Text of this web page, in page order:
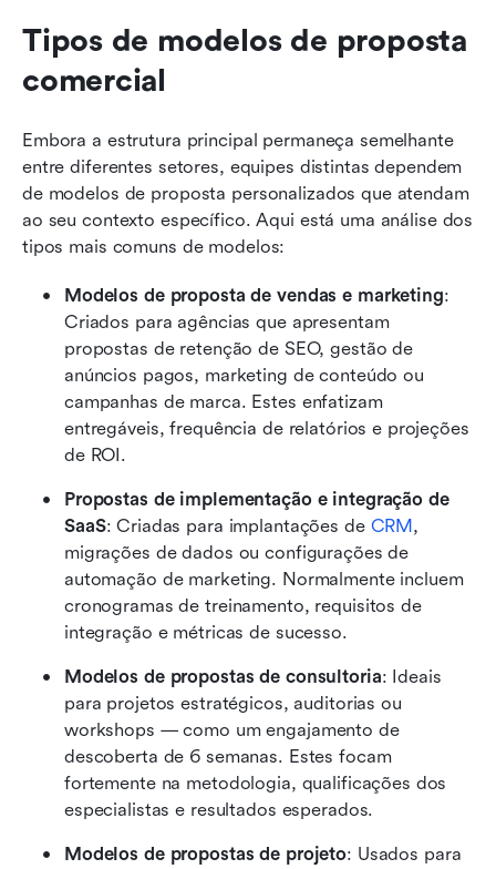
Tipos de modelos de proposta
comercial
Embora a estrutura principal permaneça semelhante
entre diferentes setores, equipes distintas dependem
de modelos de proposta personalizados que atendam
ao seu contexto específico. Aqui está uma análise dos
tipos mais comuns de modelos:
Modelos de proposta de vendas e marketing:
Criados para agências que apresentam
propostas de retenção de SEO, gestão de
anúncios pagos, marketing de conteúdo ou
campanhas de marca. Estes enfatizam
entregáveis, frequência de relatórios e projeções
de ROI.
Propostas de implementação e integração de
SaaS: Criadas para implantações de CRM,
migrações de dados ou configurações de
automação de marketing. Normalmente incluem
cronogramas de treinamento, requisitos de
integração e métricas de sucesso.
Modelos de propostas de consultoria: Ideais
para projetos estratégicos, auditorias ou
workshops — como um engajamento de
descoberta de 6 semanas. Estes focam
fortemente na metodologia, qualificações dos
especialistas e resultados esperados.
Modelos de propostas de projeto: Usados para